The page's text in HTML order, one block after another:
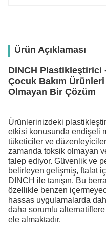
Ürün Açıklaması
DINCH Plastikleştirici -
Çocuk Bakım
Olmayan Bir Çözüm
Ürünlerinizdeki
etkisi konusunda endişeli
tüketiciler ve
zamanda toksik olmayan
talep ediyor. Güvenlik ve
belirleyen gelişmiş, ftalat
DINCH ile tanışın. Bu
özellikle benzen
hassas uygulamalarda
daha sorumlu
ele almaktadır.